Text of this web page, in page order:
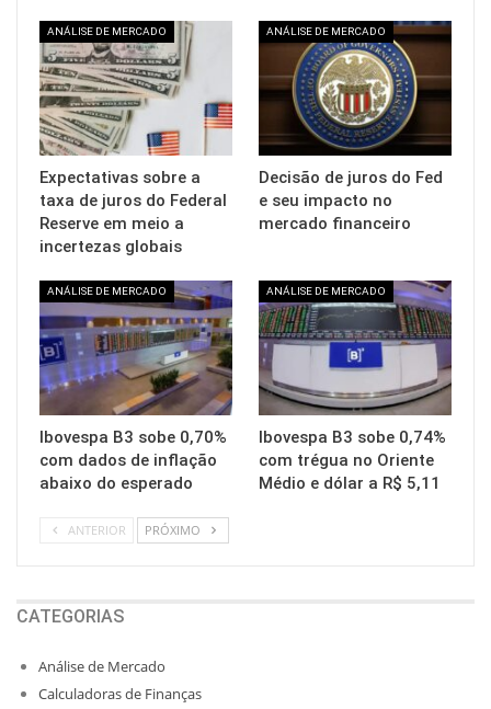
ANÁLISE DE MERCADO
Expectativas sobre a
taxa de juros do Federal
Reserve em meio a
incertezas globais
ANÁLISE DE MERCADO
Decisão de juros do Fed
e seu impacto no
mercado financeiro
ANÁLISE DE MERCADO
Ibovespa B3 sobe 0,70%
com dados de inflação
abaixo do esperado
ANÁLISE DE MERCADO
Ibovespa B3 sobe 0,74%
com trégua no Oriente
Médio e dólar a R$ 5,11
ANTERIOR PRÓXIMO
CATEGORIAS
Análise de Mercado
Calculadoras de Finanças